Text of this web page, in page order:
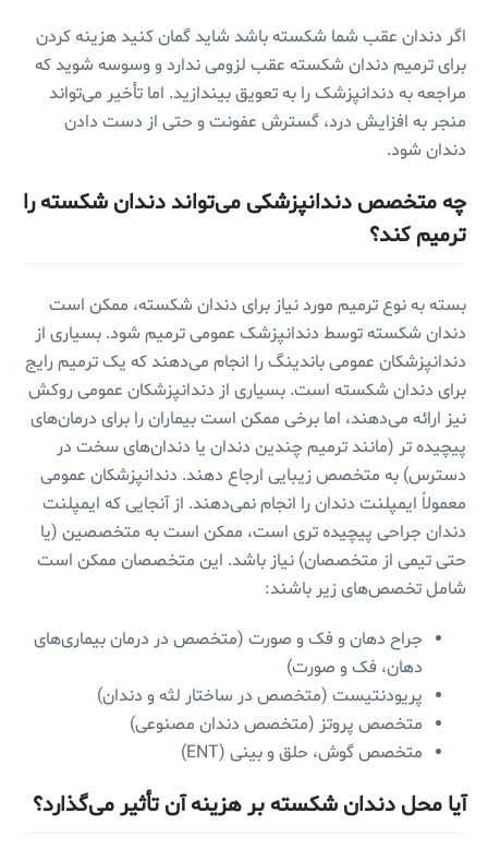
اگر دندان عقب شما شکسته باشد شاید گمان کنید هزینه کردن
برای ترمیم دندان شکسته عقب لزومی‌ ندارد و وسوسه شوید که
مراجعه به دندانپزشک را به تعویق بیندازید. اما تأخیر می‌تواند
منجر به افزایش درد، گسترش عفونت و حتی از دست دادن
دندان شود.
چه متخصص دندانپزشکی می‌تواند دندان شکسته را
ترمیم کند؟
بسته به نوع ترمیم مورد نیاز برای دندان شکسته، ممکن است
دندان شکسته توسط دندانپزشک عمومی ‌ترمیم شود. بسیاری از
دندانپزشکان عمومی ‌باندینگ را انجام می‌دهند که یک ترمیم رایج
برای دندان شکسته است. بسیاری از دندانپزشکان عمومی روکش
نیز ارائه می‌دهند، اما برخی ممکن است بیماران را برای درمان‌های
پیچیده تر (مانند ترمیم چندین دندان یا دندان‌های سخت در
دسترس) به متخصص زیبایی ارجاع دهند. دندانپزشکان عمومی
‌معمولاً ایمپلنت دندان را انجام نمی‌دهند. از آنجایی که ایمپلنت
دندان جراحی پیچیده تری است، ممکن است به متخصصین (یا
حتی تیمی ‌از متخصصان) نیاز باشد. این متخصصان ممکن است
شامل تخصص‌های زیر باشند:
جراح دهان و فک و صورت (متخصص در درمان بیماری‌های
دهان، فک و صورت)
پریودنتیست (متخصص در ساختار لثه و دندان)
متخصص پروتز (متخصص دندان مصنوعی)
متخصص گوش، حلق و بینی (ENT)
آیا محل دندان شکسته بر هزینه آن تأثیر می‌گذارد؟